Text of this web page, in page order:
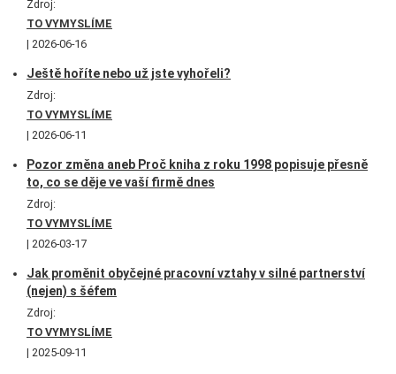
Zdroj:
TO VYMYSLÍME
2026-06-16
Ještě hoříte nebo už jste vyhořeli?
Zdroj:
TO VYMYSLÍME
2026-06-11
Pozor změna aneb Proč kniha z roku 1998 popisuje přesně
to, co se děje ve vaší firmě dnes
Zdroj:
TO VYMYSLÍME
2026-03-17
Jak proměnit obyčejné pracovní vztahy v silné partnerství
(nejen) s šéfem
Zdroj:
TO VYMYSLÍME
2025-09-11